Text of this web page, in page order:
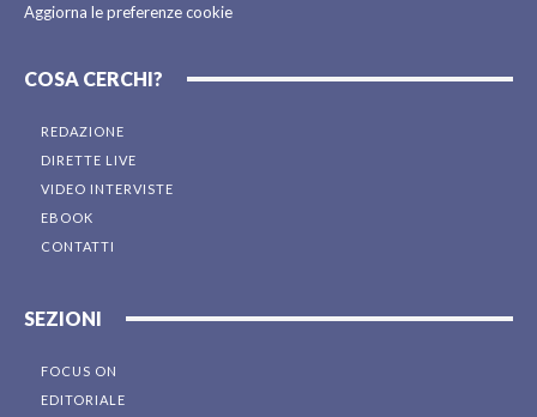
Aggiorna le preferenze cookie
COSA CERCHI?
REDAZIONE
DIRETTE LIVE
VIDEO INTERVISTE
EBOOK
CONTATTI
SEZIONI
FOCUS ON
EDITORIALE